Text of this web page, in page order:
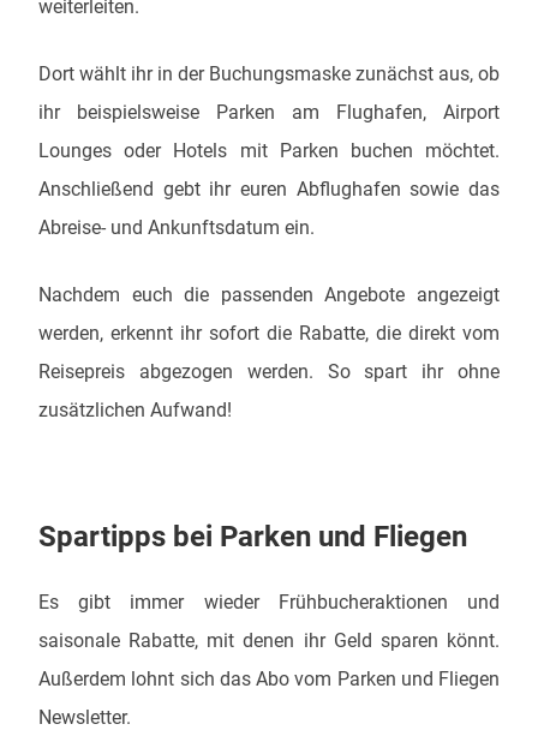
weiterleiten.
Dort wählt ihr in der Buchungsmaske zunächst aus, ob
ihr beispielsweise Parken am Flughafen, Airport
Lounges oder Hotels mit Parken buchen möchtet.
Anschließend gebt ihr euren Abflughafen sowie das
Abreise- und Ankunftsdatum ein.
Nachdem euch die passenden Angebote angezeigt
werden, erkennt ihr sofort die Rabatte, die direkt vom
Reisepreis abgezogen werden. So spart ihr ohne
zusätzlichen Aufwand!
Spartipps bei Parken und Fliegen
Es gibt immer wieder Frühbucheraktionen und
saisonale Rabatte, mit denen ihr Geld sparen könnt.
Außerdem lohnt sich das Abo vom Parken und Fliegen
Newsletter.